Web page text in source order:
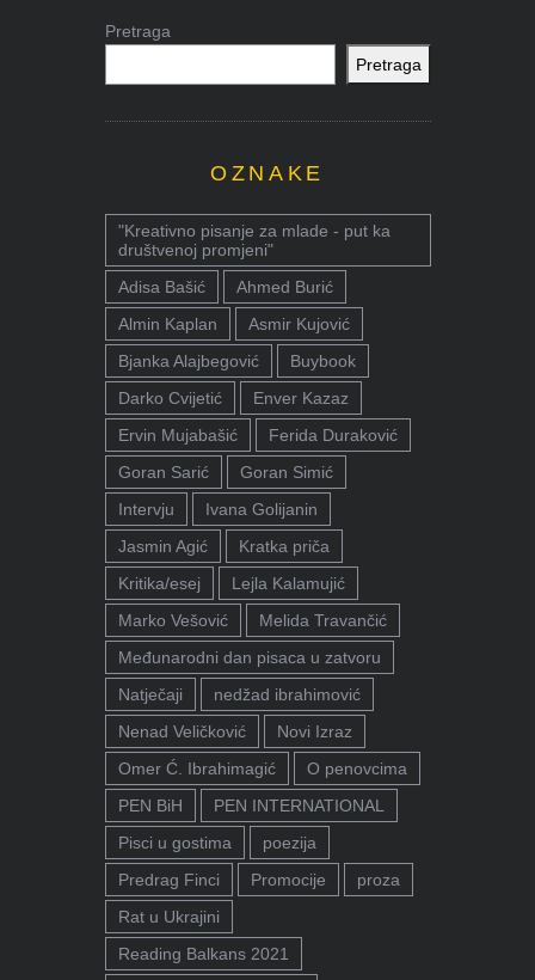
Pretraga
Pretraga
OZNAKE
"Kreativno pisanje za mlade - put ka
društvenoj promjeni"
Adisa Bašić
Ahmed Burić
Almin Kaplan
Asmir Kujović
Bjanka Alajbegović
Buybook
Darko Cvijetić
Enver Kazaz
Ervin Mujabašić
Ferida Duraković
Goran Sarić
Goran Simić
Intervju
Ivana Golijanin
Jasmin Agić
Kratka priča
Kritika/esej
Lejla Kalamujić
Marko Vešović
Melida Travančić
Međunarodni dan pisaca u zatvoru
Natječaji
nedžad ibrahimović
Nenad Veličković
Novi Izraz
Omer Ć. Ibrahimagić
O penovcima
PEN BiH
PEN INTERNATIONAL
Pisci u gostima
poezija
Predrag Finci
Promocije
proza
Rat u Ukrajini
Reading Balkans 2021